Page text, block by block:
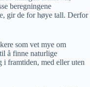
beregningene
gir de for høye tall. Derfor
som vet mye om
å finne naturlige
i framtiden, med eller uten